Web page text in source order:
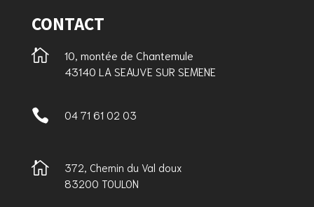
CONTACT

10, montée de Chantemule
43140 LA SEAUVE SUR SEMENE
 04 71 61 02 03

372, Chemin du Val doux
83200 TOULON